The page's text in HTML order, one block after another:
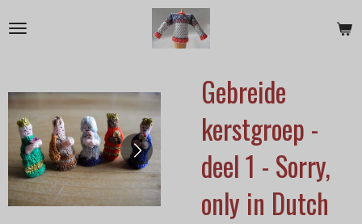
hoofdinhoud
Gebreide
kerstgroep -
deel 1 - Sorry,
only in Dutch